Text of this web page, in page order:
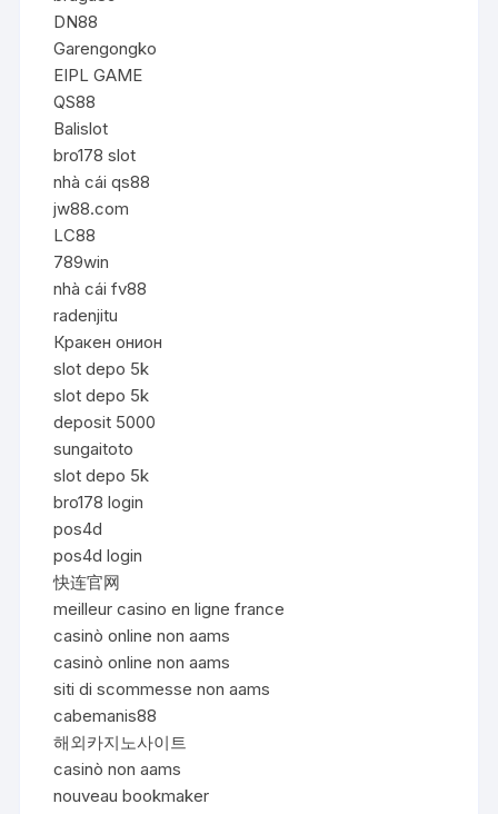
DN88
Garengongko
EIPL GAME
QS88
Balislot
bro178 slot
nhà cái qs88
jw88.com
LC88
789win
nhà cái fv88
radenjitu
Кракен онион
slot depo 5k
slot depo 5k
deposit 5000
sungaitoto
slot depo 5k
bro178 login
pos4d
pos4d login
快连官网
meilleur casino en ligne france
casinò online non aams
casinò online non aams
siti di scommesse non aams
cabemanis88
해외카지노사이트
casinò non aams
nouveau bookmaker